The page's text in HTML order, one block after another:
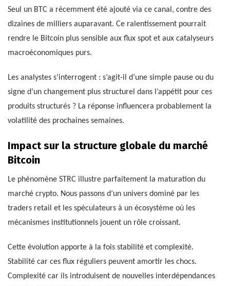
Seul un BTC a récemment été ajouté via ce canal, contre des
dizaines de milliers auparavant. Ce ralentissement pourrait
rendre le Bitcoin plus sensible aux flux spot et aux catalyseurs
macroéconomiques purs.
Les analystes s’interrogent : s’agit-il d’une simple pause ou du
signe d’un changement plus structurel dans l’appétit pour ces
produits structurés ? La réponse influencera probablement la
volatilité des prochaines semaines.
Impact sur la structure globale du marché
Bitcoin
Le phénomène STRC illustre parfaitement la maturation du
marché crypto. Nous passons d’un univers dominé par les
traders retail et les spéculateurs à un écosystème où les
mécanismes institutionnels jouent un rôle croissant.
Cette évolution apporte à la fois stabilité et complexité.
Stabilité car ces flux réguliers peuvent amortir les chocs.
Complexité car ils introduisent de nouvelles interdépendances